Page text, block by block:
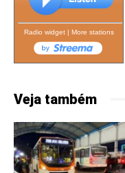
Radio widget| More stations
Veja também